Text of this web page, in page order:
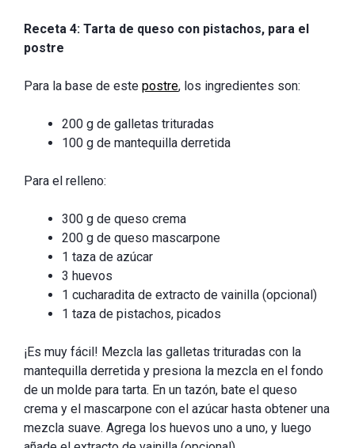
Receta 4: Tarta de queso con pistachos, para el
postre
Para la base de este postre, los ingredientes son:
200 g de galletas trituradas
100 g de mantequilla derretida
Para el relleno:
300 g de queso crema
200 g de queso mascarpone
1 taza de azúcar
3 huevos
1 cucharadita de extracto de vainilla (opcional)
1 taza de pistachos, picados
¡Es muy fácil! Mezcla las galletas trituradas con la
mantequilla derretida y presiona la mezcla en el fondo
de un molde para tarta. En un tazón, bate el queso
crema y el mascarpone con el azúcar hasta obtener una
mezcla suave. Agrega los huevos uno a uno, y luego